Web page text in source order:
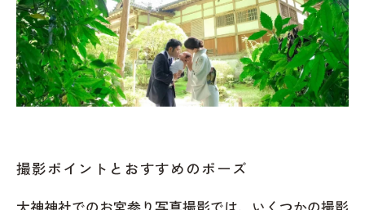
撮影ポイントとおすすめのポーズ